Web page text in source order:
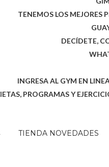
TENEMOS LOS MEJORES
DECÍDETE,
INGRESA AL GYM EN
PROGRAMAS Y
TIENDA NOVEDADES